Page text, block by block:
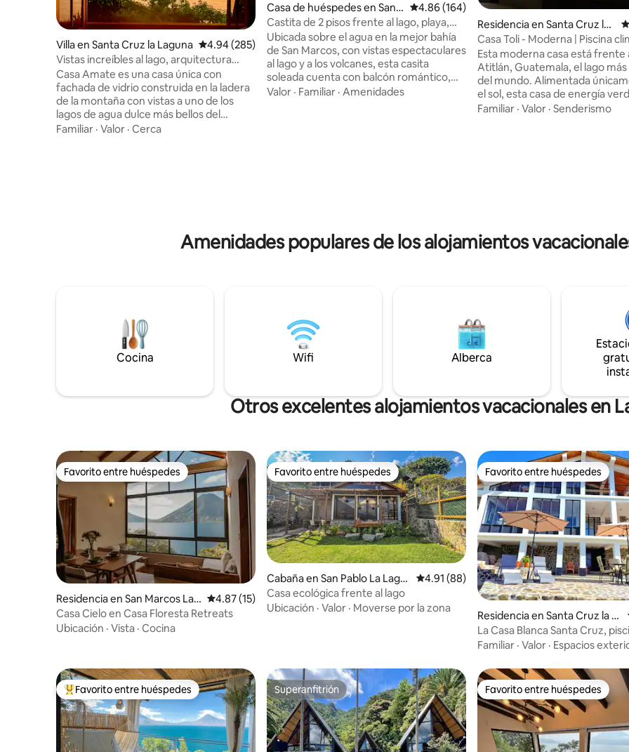
Villa en Santa Cruz la Laguna Calificación promedio: 4.94 de 5; 285 evaluaciones
4.94 (285)
Vistas increíbles al lago, arquitectura
única
Casa Amate es una casa única con
fachada de vidrio construida en la ladera
de la montaña con vistas a uno de los
lagos de agua dulce más bellos del
mundo. Con tres dormitorios y tres
cuatro niveles, con numerosas terrazas.
El espacio está definido por la roca, el
Familiar · Valor · Cerca
Casa de huéspedes en San
Marcos La Laguna
Calificación promedio: 4.86 de 5; 164
4.86 (164)
Castita de 2 pisos frente al lago, playa,
cocina, sauna
Ubicada sobre el agua en la mejor bahía
de San Marcos, con vistas espectaculares
al lago y a los volcanes, esta casita
soleada cuenta con balcón romántico,
playa privada, sala de estar/estudio
Valor · Familiar · Amenidades
Residencia en Santa Cruz la
Laguna
Casa Toli - Moderna | Piscina
Wifi rápido
Esta moderna casa está frente
Atitlán, Guatemala, el lago
del mundo. Alimentada únicamente por
el sol, esta casa de energía
recámaras y 3.5 baños con una
Familiar · Valor · Senderismo
Amenidades populares de los alojamientos
Cocina Wifi Alberca
Otros excelentes alojamientos vacacionales en
Favorito entre huéspedes
Favorito entre huéspedes
Residencia en San Marcos La L
aguna
Calificación promedio: 4.87 de 5; 15 evaluaciones
4.87 (15)
Casa Cielo en Casa Floresta Retreats
Ubicación · Vista · Cocina
Favorito entre huéspedes
Favorito entre huéspedes
Cabaña en San Pablo La Lagu
na
Calificación promedio: 4.91 de 5; 88
4.91 (88)
Casa ecológica frente al lago
Ubicación · Valor · Moverse por la zona
Favorito entre huéspedes
Favorito entre huéspedes
Residencia en Santa Cruz la L
aguna
La Casa Blanca Santa Cruz,
Starlink
Familiar · Valor · Espacios
De los mejores en Favorito entre huéspedes
Favorito entre huéspedes Superanfitrión
Superanfitrión Favorito entre huéspedes
Favorito entre huéspedes